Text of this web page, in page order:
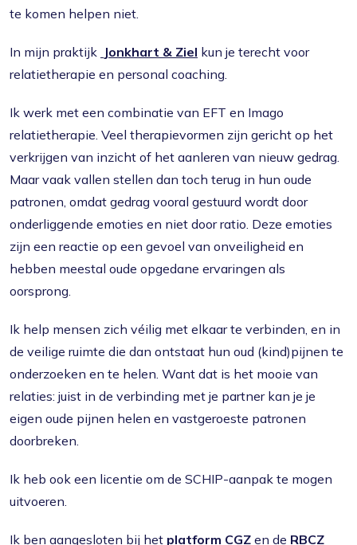
te komen helpen niet.
In mijn praktijk Jonkhart & Ziel kun je terecht voor
relatietherapie en personal coaching.
Ik werk met een combinatie van EFT en Imago
relatietherapie. Veel therapievormen zijn gericht op het
verkrijgen van inzicht of het aanleren van nieuw gedrag.
Maar vaak vallen stellen dan toch terug in hun oude
patronen, omdat gedrag vooral gestuurd wordt door
onderliggende emoties en niet door ratio. Deze emoties
zijn een reactie op een gevoel van onveiligheid en
hebben meestal oude opgedane ervaringen als
oorsprong.
Ik help mensen zich véilig met elkaar te verbinden, en in
de veilige ruimte die dan ontstaat hun oud (kind)pijnen te
onderzoeken en te helen. Want dat is het mooie van
relaties: juist in de verbinding met je partner kan je je
eigen oude pijnen helen en vastgeroeste patronen
doorbreken.
Ik heb ook een licentie om de SCHIP-aanpak te mogen
uitvoeren.
Ik ben aangesloten bij het platform CGZ en de RBCZ